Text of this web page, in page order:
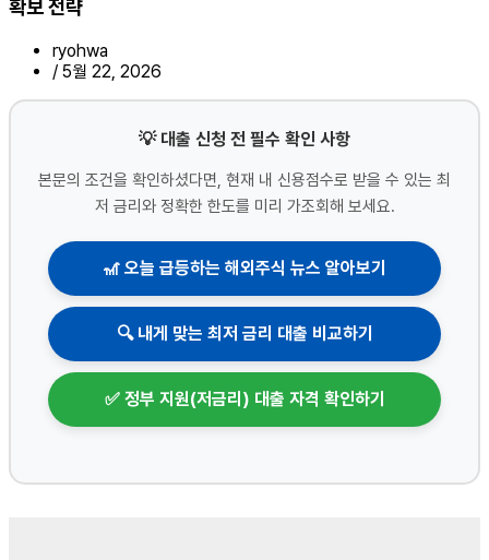
확보 전략
ryohwa
/ 5월 22, 2026
💡 대출 신청 전 필수 확인 사항
본문의 조건을 확인하셨다면, 현재 내 신용점수로 받을 수 있는 최
저 금리와 정확한 한도를 미리 가조회해 보세요.
🎢 오늘 급등하는 해외주식 뉴스 알아보기
🔍 내게 맞는 최저 금리 대출 비교하기
✅ 정부 지원(저금리) 대출 자격 확인하기